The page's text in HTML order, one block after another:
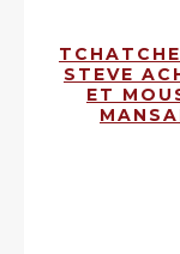
STEVE
ET